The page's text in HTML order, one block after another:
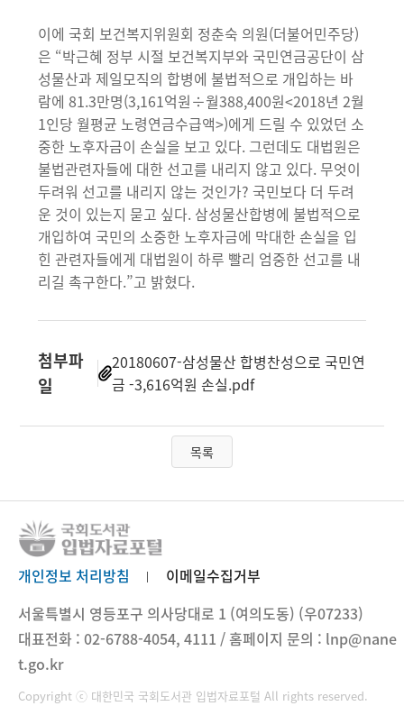
이에 국회 보건복지위원회 정춘숙 의원(더불어민주당)
은 “박근혜 정부 시절 보건복지부와 국민연금공단이 삼
성물산과 제일모직의 합병에 불법적으로 개입하는 바
람에 81.3만명(3,161억원÷월388,400원<2018년 2월
1인당 월평균 노령연금수급액>)에게 드릴 수 있었던 소
중한 노후자금이 손실을 보고 있다. 그런데도 대법원은
불법관련자들에 대한 선고를 내리지 않고 있다. 무엇이
두려워 선고를 내리지 않는 것인가? 국민보다 더 두려
운 것이 있는지 묻고 싶다. 삼성물산합병에 불법적으로
개입하여 국민의 소중한 노후자금에 막대한 손실을 입
힌 관련자들에게 대법원이 하루 빨리 엄중한 선고를 내
리길 촉구한다.”고 밝혔다.
첨부파
일
20180607-삼성물산 합병찬성으로 국민연
금 -3,616억원 손실.pdf
목록
개인정보 처리방침
이메일수집거부
서울특별시 영등포구 의사당대로 1 (여의도동) (우07233)
대표전화 : 02-6788-4054, 4111 / 홈페이지 문의 : lnp@nane
t.go.kr
Copyright ⓒ 대한민국 국회도서관 입법자료포털 All rights reserved.